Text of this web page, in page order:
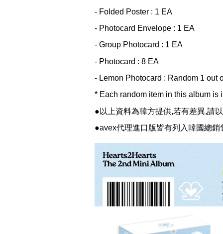
- Folded Poster : 1 EA
- Photocard Envelope : 1 EA
- Group Photocard : 1 EA
- Photocard : 8 EA
- Lemon Photocard : Random 1 out
* Each random item in this album is
●以上資料為韓方提供,若有差異,請
●avex代理進口版皆有列入韓國總